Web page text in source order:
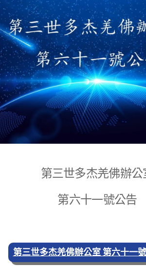
第三世多杰羌佛辦公
第六十一號公告
第三世多杰羌佛辦公室 第六十一